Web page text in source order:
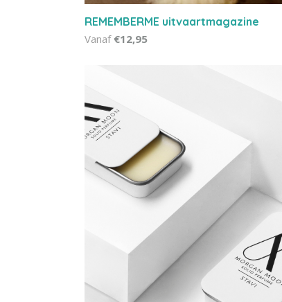
REMEMBERME uitvaartmagazine
Vanaf€12,95